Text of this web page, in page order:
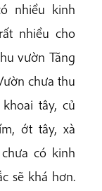
nhiều kinh
nhiều cho
vườn Tăng
chưa thu
tây, củ
ớt tây, xà
có kinh
sẽ khá hơn.